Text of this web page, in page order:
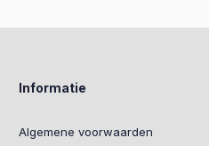
Informatie
Algemene voorwaarden